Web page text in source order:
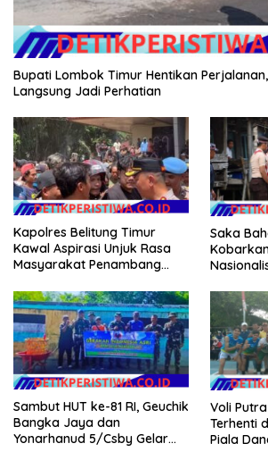
Bupati Lombok Timur Hentikan
Langsung Jadi Perhatian
Kapolres Belitung Timur
Kawal Aspirasi Unjuk Rasa
Masyarakat Penambang
Kantor Operasional PT.Timah
Kecamatan Gantung.
Saka
Sambut HUT ke-81 RI, Geuchik
Bangka Jaya dan
Yonarhanud 5/Csby Gelar
Voli
Terhenti
Piala